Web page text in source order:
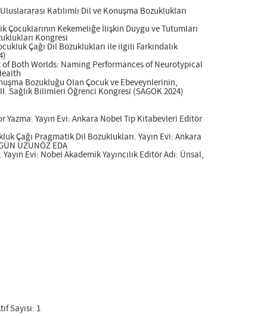
Katılımlı Dil ve Konuşma Bozuklukları
Çocuklarının Kekemeliğe İlişkin Duygu ve Tutumları
Kongresi
Çağı Dil Bozuklukları ile ilgili Farkındalık
Both Worlds: Naming Performances of Neurotypical
Bozukluğu Olan Çocuk ve Ebeveynlerinin,
Sağlık Bilimleri Öğrenci Kongresi (SAGOK 2024)
Yayın Evi: Ankara Nobel Tıp Kitabevleri Editör
Çağı Pragmatik Dil Bozuklukları. Yayın Evi: Ankara
UZUNÖZ EDA
Evi: Nobel Akademik Yayıncılık Editör Adı: Ünsal,
Sayısı: 1